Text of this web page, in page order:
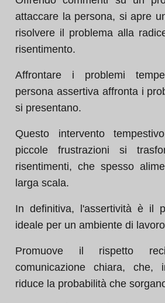
attaccare la persona, si apre
risolvere il problema alla
risentimento.
Affrontare i problemi
persona assertiva affronta i
si presentano.
Questo intervento
piccole frustrazioni si
risentimenti, che spesso
larga scala.
In definitiva, l'assertività è il
ideale per un ambiente di
Promuove il rispetto
comunicazione chiara, che,
riduce la probabilità che